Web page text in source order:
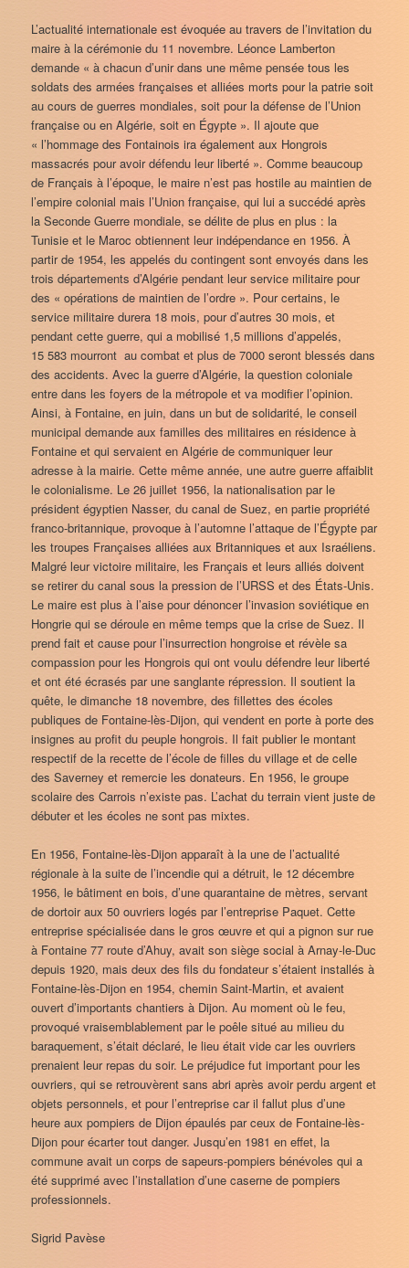
L’actualité internationale est évoquée au travers de l’invitation du
maire à la cérémonie du 11 novembre. Léonce Lamberton
demande « à chacun d’unir dans une même pensée tous les
soldats des armées françaises et alliées morts pour la patrie soit
au cours de guerres mondiales, soit pour la défense de l’Union
française ou en Algérie, soit en Égypte ». Il ajoute que
« l’hommage des Fontainois ira également aux Hongrois
massacrés pour avoir défendu leur liberté ». Comme beaucoup
de Français à l’époque, le maire n’est pas hostile au maintien de
l’empire colonial mais l’Union française, qui lui a succédé après
la Seconde Guerre mondiale, se délite de plus en plus : la
Tunisie et le Maroc obtiennent leur indépendance en 1956. À
partir de 1954, les appelés du contingent sont envoyés dans les
trois départements d’Algérie pendant leur service militaire pour
des « opérations de maintien de l’ordre ». Pour certains, le
service militaire durera 18 mois, pour d’autres 30 mois, et
pendant cette guerre, qui a mobilisé 1,5 millions d’appelés,
15 583 mourront au combat et plus de 7000 seront blessés dans
des accidents. Avec la guerre d’Algérie, la question coloniale
entre dans les foyers de la métropole et va modifier l’opinion.
Ainsi, à Fontaine, en juin, dans un but de solidarité, le conseil
municipal demande aux familles des militaires en résidence à
Fontaine et qui servaient en Algérie de communiquer leur
adresse à la mairie. Cette même année, une autre guerre affaiblit
le colonialisme. Le 26 juillet 1956, la nationalisation par le
président égyptien Nasser, du canal de Suez, en partie propriété
franco-britannique, provoque à l’automne l’attaque de l’Égypte par
les troupes Françaises alliées aux Britanniques et aux Israéliens.
Malgré leur victoire militaire, les Français et leurs alliés doivent
se retirer du canal sous la pression de l’URSS et des États-Unis.
Le maire est plus à l’aise pour dénoncer l’invasion soviétique en
Hongrie qui se déroule en même temps que la crise de Suez. Il
prend fait et cause pour l’insurrection hongroise et révèle sa
compassion pour les Hongrois qui ont voulu défendre leur liberté
et ont été écrasés par une sanglante répression. Il soutient la
quête, le dimanche 18 novembre, des fillettes des écoles
publiques de Fontaine-lès-Dijon, qui vendent en porte à porte des
insignes au profit du peuple hongrois. Il fait publier le montant
respectif de la recette de l’école de filles du village et de celle
des Saverney et remercie les donateurs. En 1956, le groupe
scolaire des Carrois n’existe pas. L’achat du terrain vient juste de
débuter et les écoles ne sont pas mixtes.
En 1956, Fontaine-lès-Dijon apparaît à la une de l’actualité
régionale à la suite de l’incendie qui a détruit, le 12 décembre
1956, le bâtiment en bois, d’une quarantaine de mètres, servant
de dortoir aux 50 ouvriers logés par l’entreprise Paquet. Cette
entreprise spécialisée dans le gros œuvre et qui a pignon sur rue
à Fontaine 77 route d’Ahuy, avait son siège social à Arnay-le-Duc
depuis 1920, mais deux des fils du fondateur s’étaient installés à
Fontaine-lès-Dijon en 1954, chemin Saint-Martin, et avaient
ouvert d’importants chantiers à Dijon. Au moment où le feu,
provoqué vraisemblablement par le poêle situé au milieu du
baraquement, s’était déclaré, le lieu était vide car les ouvriers
prenaient leur repas du soir. Le préjudice fut important pour les
ouvriers, qui se retrouvèrent sans abri après avoir perdu argent et
objets personnels, et pour l’entreprise car il fallut plus d’une
heure aux pompiers de Dijon épaulés par ceux de Fontaine-lès-
Dijon pour écarter tout danger. Jusqu’en 1981 en effet, la
commune avait un corps de sapeurs-pompiers bénévoles qui a
été supprimé avec l’installation d’une caserne de pompiers
professionnels.
Sigrid Pavèse